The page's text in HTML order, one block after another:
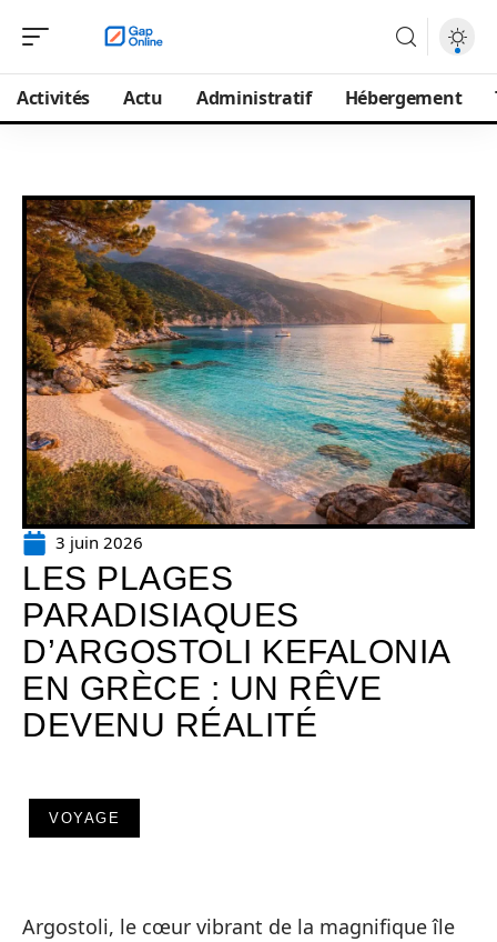
Activités Actu Administratif Hébergement
3 juin 2026
LES PLAGES
PARADISIAQUES
D’ARGOSTOLI KEFALONIA
EN GRÈCE : UN RÊVE
DEVENU RÉALITÉ
VOYAGE
Argostoli, le cœur vibrant de la magnifique île